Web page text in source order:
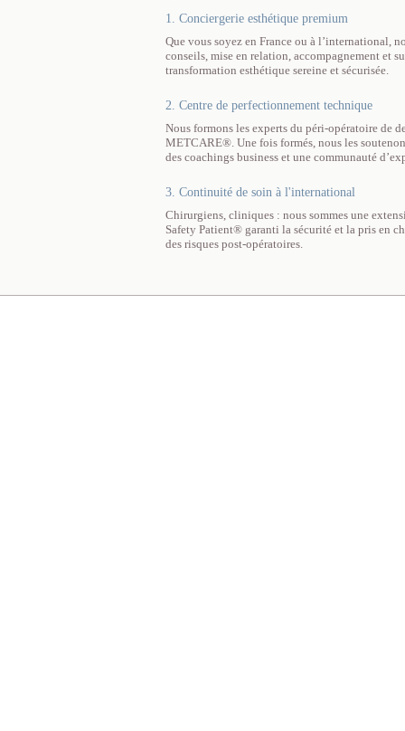
1. Conciergerie esthétique premium
Que vous soyez en France ou à l’international,
conseils, mise en relation, accompagnement et
transformation esthétique sereine et sécurisée.
2. Centre de perfectionnement technique
Nous formons les experts du péri-opératoire de
METCARE®. Une fois formés, nous les
des coachings business et une communauté
3. Continuité de soin à l'international
Chirurgiens, cliniques : nous sommes une
Safety Patient® garanti la sécurité et la pris en
des risques post-opératoires.